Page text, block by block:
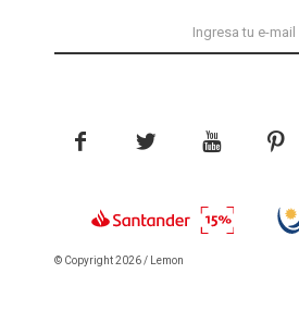
   
© Copyright 2026 / Lemon